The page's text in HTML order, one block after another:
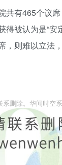
共有465个议
被认为是“安
，则难以立法
删除。华闻时空